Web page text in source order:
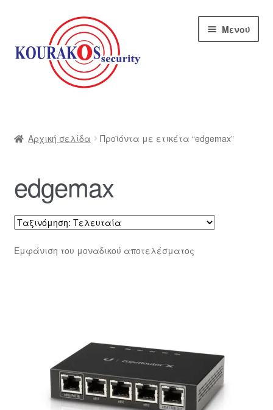
Απευθείας
μετάβαση
στην
πλοήγηση
Μετάβαση
περιεχόμενο
Μενού
Blog
Αρχική – kourakos
Επικοινωνία
Όροι Χρήσης
Πληρωμές
Αρχική σελίδα Προϊόντα με ετικέτα “edgemax”
edgemax
Εμφάνιση του μοναδικού αποτελέσματος